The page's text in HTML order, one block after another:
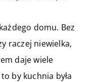
domu. Bez
raczej niewielka,
daje wiele
by kuchnia była